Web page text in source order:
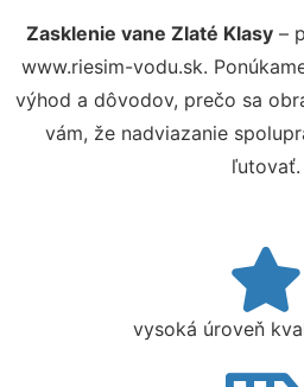
Zasklenie vane Zlaté Klasy –
www.riesim-vodu.sk.
výhod a dôvodov, prečo sa
vám, že nadviazanie
ľutovať.
vysoká úroveň